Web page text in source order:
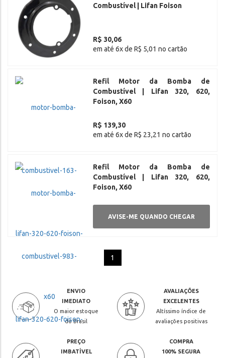
Combustível | Lifan Foison
R$ 30,06
em até 6x de R$ 5,01 no cartão
Refil Motor da Bomba de
Combustível | Lifan 320, 620,
Foison, X60
R$ 139,30
em até 6x de R$ 23,21 no cartão
Refil Motor da Bomba de
Combustível | Lifan 320, 620,
Foison, X60
AVISE-ME QUANDO CHEGAR
1
ENVIO
IMEDIATO
O maior estoque
do Brasil
AVALIAÇÕES
EXCELENTES
Altíssimo índice de
avaliações positivas
PREÇO
IMBATÍVEL
COMPRA
100% SEGURA